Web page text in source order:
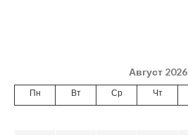
Август 2026
Пн Вт Ср Чт